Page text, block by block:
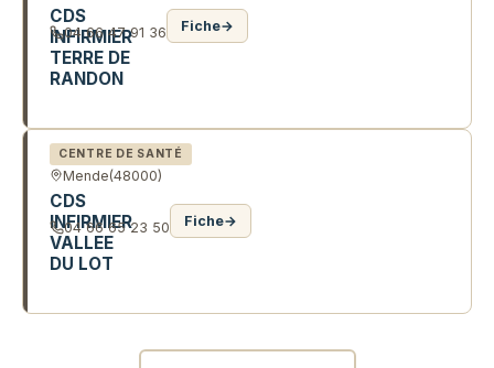
CDS
INFIRMIER
TERRE DE
RANDON
04 66 47 91 36 Fiche→
CENTRE DE SANTÉ
Mende(48000)
CDS
INFIRMIER
VALLEE
DU LOT
04 66 65 23 50 Fiche→